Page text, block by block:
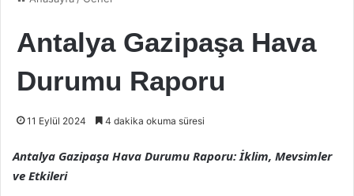
Antalya Gazipaşa Hava
Durumu Raporu
11 Eylül 2024 4 dakika okuma süresi
Antalya Gazipaşa Hava Durumu Raporu: İklim, Mevsimler
ve Etkileri